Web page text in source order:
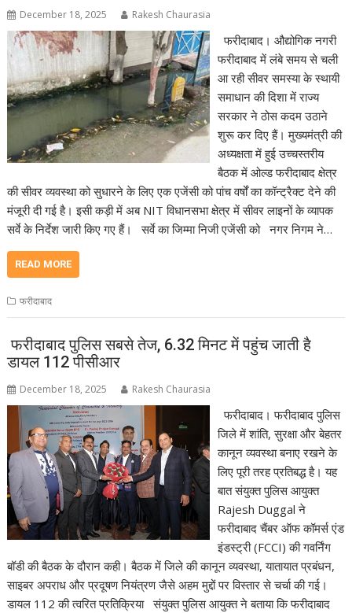
December 18, 2025 Rakesh Chaurasia
फरीदाबाद। औद्योगिक नगरी
फरीदाबाद में लंबे समय से चली
आ रही सीवर समस्या के स्थायी
समाधान की दिशा में राज्य
सरकार ने ठोस कदम उठाने
शुरू कर दिए हैं। मुख्यमंत्री की
अध्यक्षता में हुई उच्चस्तरीय
बैठक में ओल्ड फरीदाबाद क्षेत्र
की सीवर व्यवस्था को सुधारने के लिए एक एजेंसी को पांच वर्षों का कॉन्ट्रैक्ट देने की
मंजूरी दी गई है। इसी कड़ी में अब NIT विधानसभा क्षेत्र में सीवर लाइनों के व्यापक
सर्वे के निर्देश जारी किए गए हैं। सर्वे का जिम्मा निजी एजेंसी को नगर निगम ने…
READ MORE
फरीदाबाद
फरीदाबाद पुलिस सबसे तेज, 6.32 मिनट में पहुंच जाती है
डायल 112 पीसीआर
December 18, 2025 Rakesh Chaurasia
फरीदाबाद। फरीदाबाद पुलिस
जिले में शांति, सुरक्षा और बेहतर
कानून व्यवस्था बनाए रखने के
लिए पूरी तरह प्रतिबद्ध है। यह
बात संयुक्त पुलिस आयुक्त
Rajesh Duggal ने
फरीदाबाद चैंबर ऑफ कॉमर्स एंड
इंडस्ट्री (FCCI) की गवर्निंग
बॉडी की बैठक के दौरान कही। बैठक में जिले की कानून व्यवस्था, यातायात प्रबंधन,
साइबर अपराध और प्रदूषण नियंत्रण जैसे अहम मुद्दों पर विस्तार से चर्चा की गई।
डायल 112 की त्वरित प्रतिक्रिया संयुक्त पुलिस आयुक्त ने बताया कि फरीदाबाद